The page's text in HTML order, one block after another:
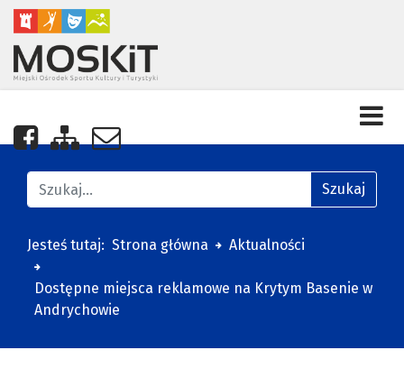
Nasza strona na Facebooku
Zobacz mapę strony
Napisz do nas
Jesteś tutaj: Strona główna Aktualności
Dostępne miejsca reklamowe na Krytym Basenie w
Andrychowie
Znajdź na stronie Szukaj